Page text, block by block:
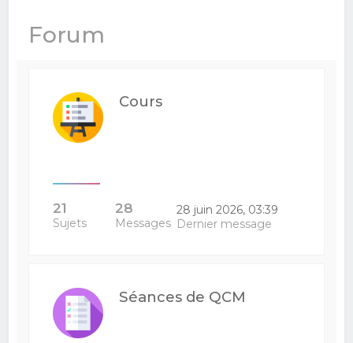
Forum
Cours
21
Sujets
28
Messages
28 juin 2026, 03:39
Dernier message
Séances de QCM